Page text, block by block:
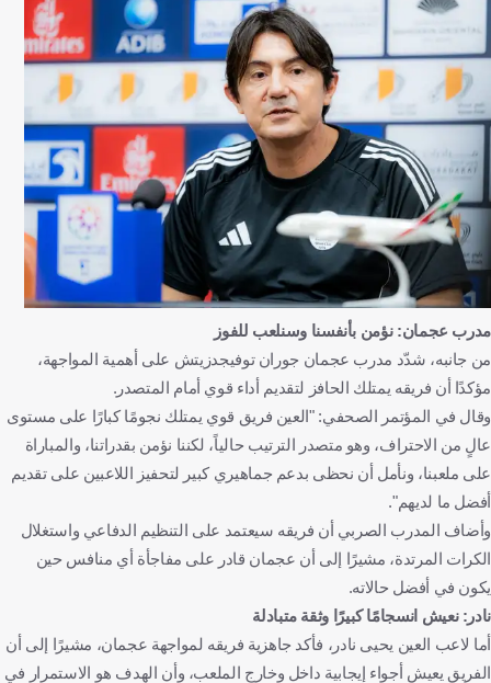
مدرب عجمان: نؤمن بأنفسنا وسنلعب للفوز
من جانبه، شدّد مدرب عجمان جوران توفيجدزيتش على أهمية المواجهة،
مؤكدًا أن فريقه يمتلك الحافز لتقديم أداء قوي أمام المتصدر.
وقال في المؤتمر الصحفي: "العين فريق قوي يمتلك نجومًا كبارًا على مستوى
عالٍ من الاحتراف، وهو متصدر الترتيب حالياً، لكننا نؤمن بقدراتنا، والمباراة
على ملعبنا، ونأمل أن نحظى بدعم جماهيري كبير لتحفيز اللاعبين على تقديم
أفضل ما لديهم".
وأضاف المدرب الصربي أن فريقه سيعتمد على التنظيم الدفاعي واستغلال
الكرات المرتدة، مشيرًا إلى أن عجمان قادر على مفاجأة أي منافس حين
يكون في أفضل حالاته.
نادر: نعيش انسجامًا كبيرًا وثقة متبادلة
أما لاعب العين يحيى نادر، فأكد جاهزية فريقه لمواجهة عجمان، مشيرًا إلى أن
الفريق يعيش أجواء إيجابية داخل وخارج الملعب، وأن الهدف هو الاستمرار في